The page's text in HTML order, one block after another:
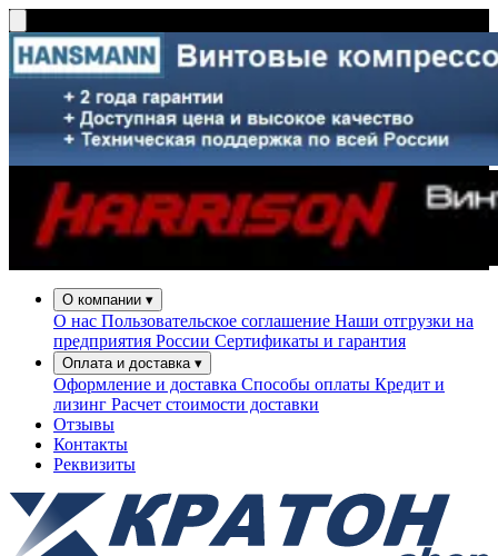
О компании ▾
О нас Пользовательское соглашение Наши отгрузки на
предприятия России Сертификаты и гарантия
Оплата и доставка ▾
Оформление и доставка Способы оплаты Кредит и
лизинг Расчет стоимости доставки
Отзывы
Контакты
Реквизиты